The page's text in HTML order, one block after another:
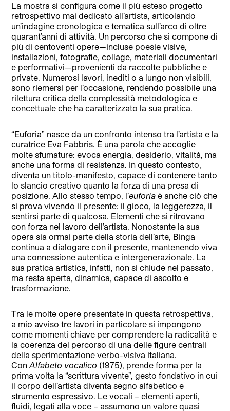
La mostra si configura come il più esteso progetto
retrospettivo mai dedicato all’artista, articolando
un’indagine cronologica e tematica sull’arco di oltre
quarant’anni di attività. Un percorso che si compone di
più di centoventi opere—incluse poesie visive,
installazioni, fotografie, collage, materiali documentari
e performativi—provenienti da raccolte pubbliche e
private. Numerosi lavori, inediti o a lungo non visibili,
sono riemersi per l’occasione, rendendo possibile una
rilettura critica della complessità metodologica e
concettuale che ha caratterizzato la sua pratica.
“Euforia” nasce da un confronto intenso tra l’artista e la
curatrice Eva Fabbris. È una parola che accoglie
molte sfumature: evoca energia, desiderio, vitalità, ma
anche una forma di resistenza. In questo contesto,
diventa un titolo-manifesto, capace di contenere tanto
lo slancio creativo quanto la forza di una presa di
posizione. Allo stesso tempo, l’euforia è anche ciò che
si prova vivendo il presente: il gioco, la leggerezza, il
sentirsi parte di qualcosa. Elementi che si ritrovano
con forza nel lavoro dell’artista. Nonostante la sua
opera sia ormai parte della storia dell’arte, Binga
continua a dialogare con il presente, mantenendo viva
una connessione autentica e intergenerazionale. La
sua pratica artistica, infatti, non si chiude nel passato,
ma resta aperta, dinamica, capace di ascolto e
trasformazione.
Tra le molte opere presentate in questa retrospettiva,
a mio avviso tre lavori in particolare si impongono
come momenti chiave per comprendere la radicalità e
la coerenza del percorso di una delle figure centrali
della sperimentazione verbo-visiva italiana.
ConAlfabeto vocalico (1975), prende forma per la
prima volta la “scrittura vivente”, gesto fondativo in cui
il corpo dell’artista diventa segno alfabetico e
strumento espressivo. Le vocali – elementi aperti,
fluidi, legati alla voce – assumono un valore quasi